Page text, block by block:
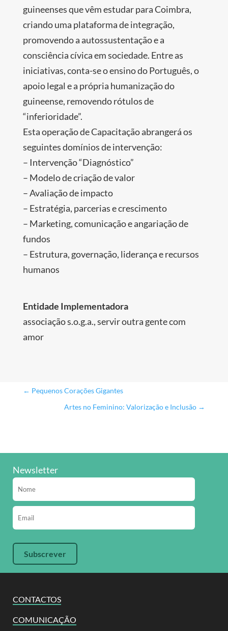
guineenses que vêm estudar para Coimbra,
criando uma plataforma de integração,
promovendo a autossustentação e a
consciência cívica em sociedade. Entre as
iniciativas, conta-se o ensino do Português, o
apoio legal e a própria humanização do
guineense, removendo rótulos de
“inferioridade”.
Esta operação de Capacitação abrangerá os
seguintes domínios de intervenção:
– Intervenção “Diagnóstico”
– Modelo de criação de valor
– Avaliação de impacto
– Estratégia, parcerias e crescimento
– Marketing, comunicação e angariação de
fundos
– Estrutura, governação, liderança e recursos
humanos
Entidade Implementadora
associação s.o.g.a., servir outra gente com
amor
← Pequenos Corações Gigantes
Artes no Feminino: Valorização e Inclusão →
CONTACTOS
COMUNICAÇÃO
Newsletter